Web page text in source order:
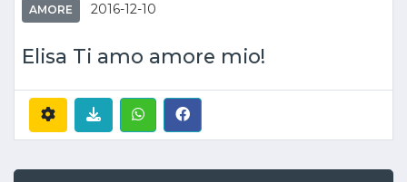
AMORE 2016-12-10
Elisa Ti amo amore mio!